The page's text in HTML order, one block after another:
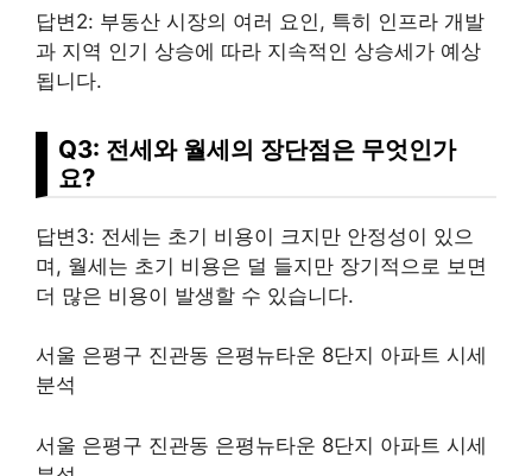
답변2: 부동산 시장의 여러 요인, 특히 인프라 개발
과 지역 인기 상승에 따라 지속적인 상승세가 예상
됩니다.
Q3: 전세와 월세의 장단점은 무엇인가
요?
답변3: 전세는 초기 비용이 크지만 안정성이 있으
며, 월세는 초기 비용은 덜 들지만 장기적으로 보면
더 많은 비용이 발생할 수 있습니다.
서울 은평구 진관동 은평뉴타운 8단지 아파트 시세
분석
서울 은평구 진관동 은평뉴타운 8단지 아파트 시세